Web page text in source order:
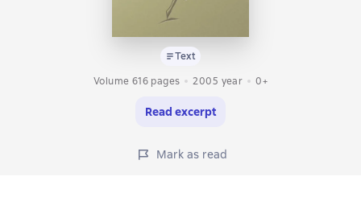
Text
Volume 616 pages
2005 year 0+
Read excerpt
Mark as read